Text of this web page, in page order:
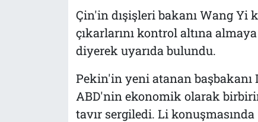
Çin'in dışişleri bakanı Wang Yi
çıkarlarını kontrol altına
diyerek uyarıda bulundu.
Pekin'in yeni atanan başbakanı
ABD'nin ekonomik olarak
tavır sergiledi. Li